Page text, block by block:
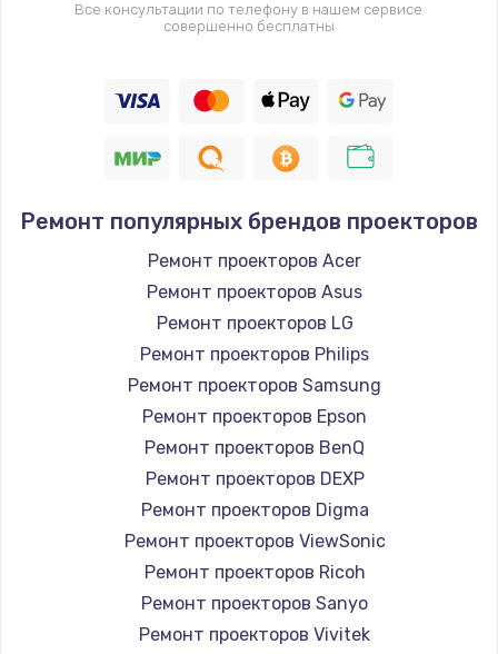
Все консультации по телефону в нашем сервисе
совершенно бесплатны
Ремонт популярных брендов проекторов
Ремонт проекторов Acer
Ремонт проекторов Asus
Ремонт проекторов LG
Ремонт проекторов Philips
Ремонт проекторов Samsung
Ремонт проекторов Epson
Ремонт проекторов BenQ
Ремонт проекторов DEXP
Ремонт проекторов Digma
Ремонт проекторов ViewSonic
Ремонт проекторов Ricoh
Ремонт проекторов Sanyo
Ремонт проекторов Vivitek